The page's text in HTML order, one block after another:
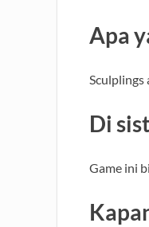
Apa
Sculplings
Di
Game ini